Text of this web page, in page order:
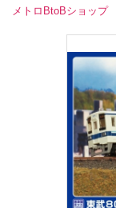
メトロBtoBショップ